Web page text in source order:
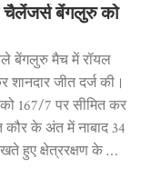
चैलेंजर्स बेंगलुरु को
बेंगलुरु मैच में रॉयल
जीत दर्ज की।
167/7 पर सीमित कर
के अंत में नाबाद 34
हुए क्षेत्ररक्षण के बाद